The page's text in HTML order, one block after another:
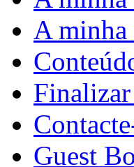
A minha
Guest